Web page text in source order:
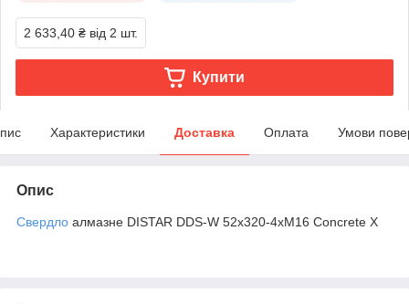
2 633,40 ₴ від 2 шт.
Купити
Характеристики Доставка Оплата Умови
Опис
Свердло алмазне DISTAR DDS-W 52х320-4xM16 Concrete X